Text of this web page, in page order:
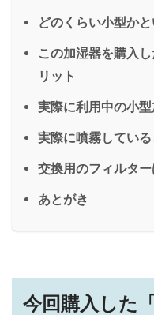
どのくらい小型かと
この加湿器を購入
リット
実際に利用中の小
実際に噴霧してい
交換用のフィルター
あとがき
今回購入した